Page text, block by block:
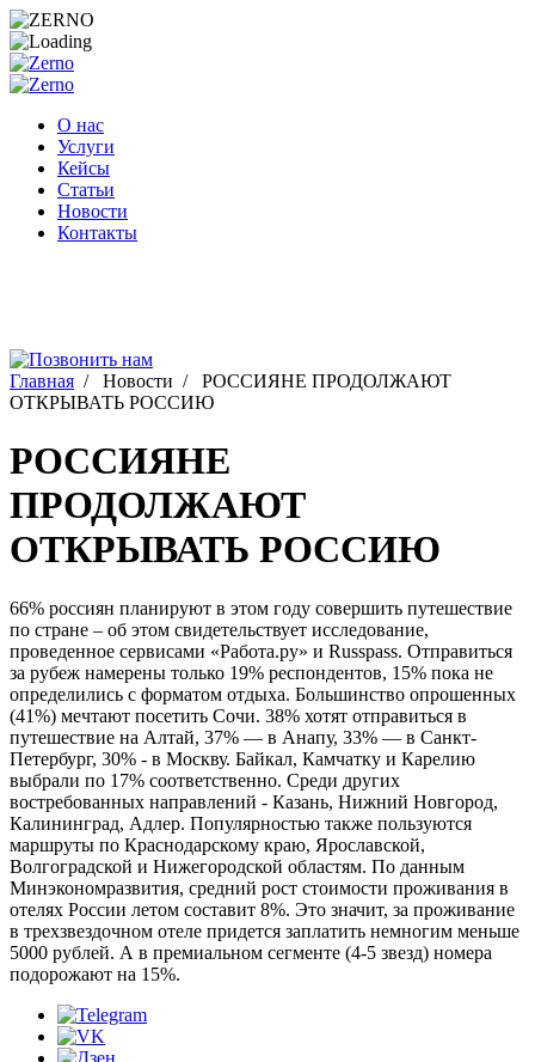
Перейти
к
О нас
Услуги
Кейсы
Статьи
Новости
Контакты
Главная / Новости / РОССИЯНЕ ПРОДОЛЖАЮТ
ОТКРЫВАТЬ РОССИЮ
РОССИЯНЕ
ПРОДОЛЖАЮТ
ОТКРЫВАТЬ РОССИЮ
66% россиян планируют в этом году совершить путешествие
по стране – об этом свидетельствует исследование,
проведенное сервисами «Работа.ру» и Russpass. Отправиться
за рубеж намерены только 19% респондентов, 15% пока не
определились с форматом отдыха. Большинство опрошенных
(41%) мечтают посетить Сочи. 38% хотят отправиться в
путешествие на Алтай, 37% — в Анапу, 33% — в Санкт-
Петербург, 30% - в Москву. Байкал, Камчатку и Карелию
выбрали по 17% соответственно. Среди других
востребованных направлений - Казань, Нижний Новгород,
Калининград, Адлер. Популярностью также пользуются
маршруты по Краснодарскому краю, Ярославской,
Волгоградской и Нижегородской областям. По данным
Минэкономразвития, средний рост стоимости проживания в
отелях России летом составит 8%. Это значит, за проживание
в трехзвездочном отеле придется заплатить немногим меньше
5000 рублей. А в премиальном сегменте (4-5 звезд) номера
подорожают на 15%.